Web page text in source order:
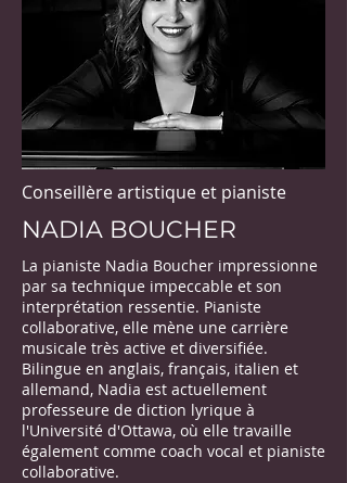
Conseillère artistique et pianiste
NADIA BOUCHER
La pianiste Nadia Boucher impressionne
par sa technique impeccable et son
interprétation ressentie. Pianiste
collaborative, elle mène une carrière
musicale très active et diversifiée.
Bilingue en anglais, français, italien et
allemand, Nadia est actuellement
professeure de diction lyrique à
l'Université d'Ottawa, où elle travaille
également comme coach vocal et pianiste
collaborative.